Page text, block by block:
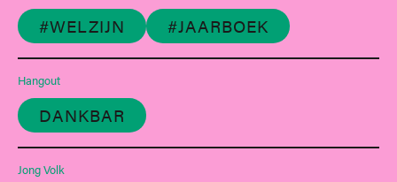
#WELZIJN #JAARBOEK
Hangout
DANKBAR
Jong Volk